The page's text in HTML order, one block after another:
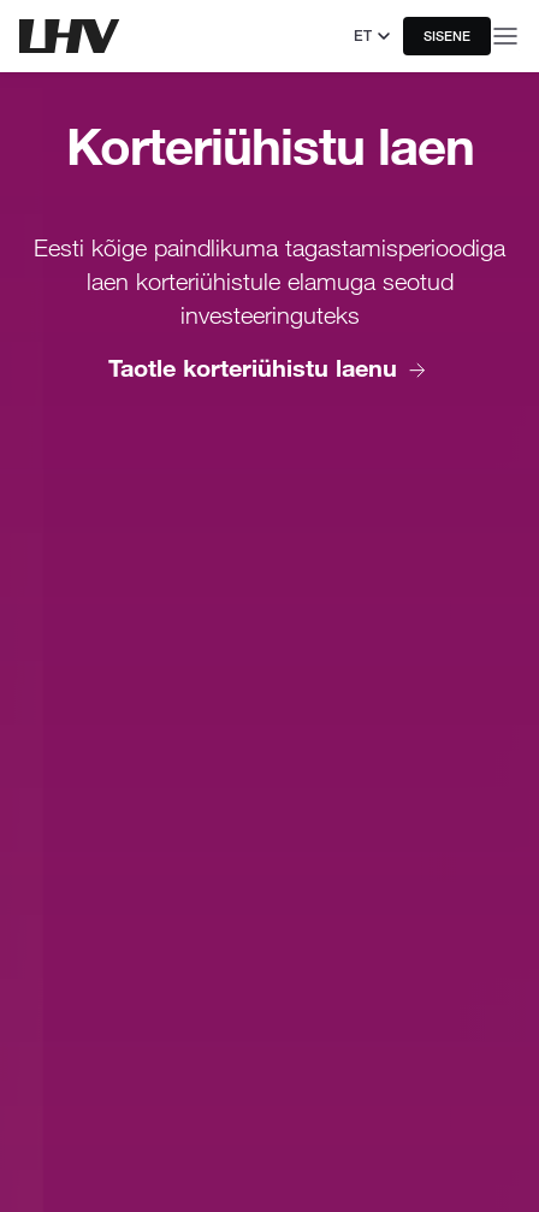
ET SISENE
Korteriühistu laen
Eesti kõige paindlikuma tagastamisperioodiga
laen korteriühistule elamuga seotud
investeeringuteks
Taotle korteriühistu laenu